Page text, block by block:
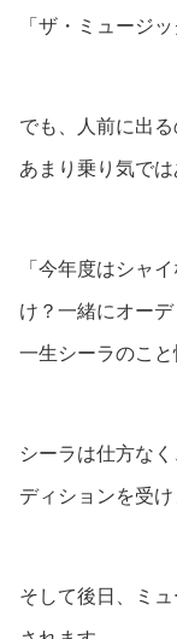
「ザ・ミュージ
でも、人前に出
あまり乗り気では
「今年度はシャ
け？一緒にオー
一生シーラのこと
シーラは仕方な
ディションを受け
そして後日、ミ